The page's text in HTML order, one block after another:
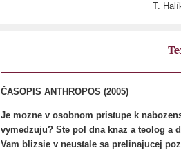
T.
ČASOPIS ANTHROPOS (2005)
Je mozne v osobnom pristupe k
vymedzuju? Ste pol dna knaz a teolog a
Vam blizsie v neustale sa prelinajucej